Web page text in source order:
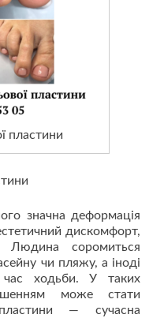
пластини
значна деформація
дискомфорт,
Людина соромиться
чи пляжу, а іноді
час ходьби. У таких
може стати
пластини — сучасна